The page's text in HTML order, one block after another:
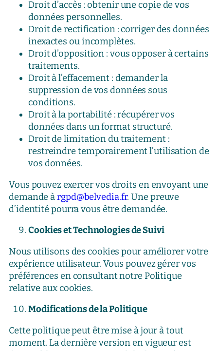
Droit d’accès : obtenir une copie de vos
données personnelles.
Droit de rectification : corriger des données
inexactes ou incomplètes.
Droit d’opposition : vous opposer à certains
traitements.
Droit à l’effacement : demander la
suppression de vos données sous
conditions.
Droit à la portabilité : récupérer vos
données dans un format structuré.
Droit de limitation du traitement :
restreindre temporairement l’utilisation de
vos données.
Vous pouvez exercer vos droits en envoyant une
demande àrgpd@belvedia.fr. Une preuve
d’identité pourra vous être demandée.
Cookies et Technologies de Suivi
Nous utilisons des cookies pour améliorer votre
expérience utilisateur. Vous pouvez gérer vos
préférences en consultant notre Politique
relative aux cookies.
Modifications de la Politique
Cette politique peut être mise à jour à tout
moment. La dernière version en vigueur est